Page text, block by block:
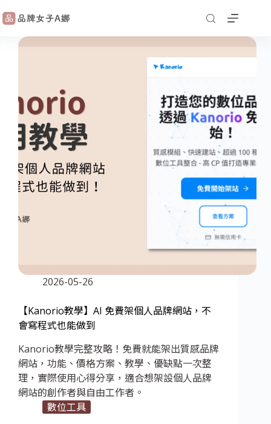
2026-05-26
【Kanorio教學】AI 免費架個人品牌網站，不
會寫程式也能做到
Kanorio教學完整攻略！免費就能架出質感品牌
網站，功能、價格方案、教學、優缺點一次整
理，實際使用心得分享，適合想架設個人品牌
網站的創作者與自由工作者。
數位工具